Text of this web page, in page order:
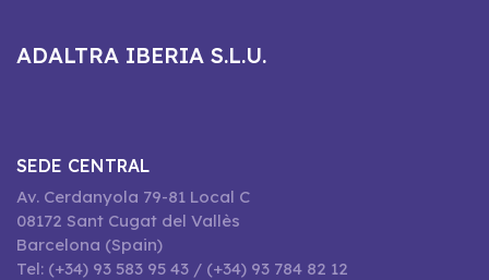
ADALTRA IBERIA S.L.U.
SEDE CENTRAL
Av. Cerdanyola 79-81 Local C
08172 Sant Cugat del Vallès
Barcelona (Spain)
Tel: (+34) 93 583 95 43 / (+34) 93 784 82 12